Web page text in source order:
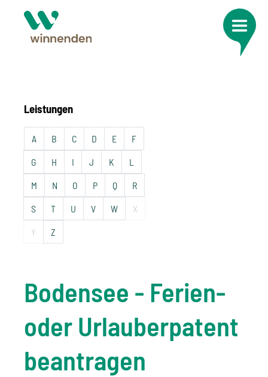
Leistungen
A B C D E F
G H I J K L
M N O P Q R
S T U V W X
Y Z
Bodensee - Ferien-
oder Urlauberpatent
beantragen